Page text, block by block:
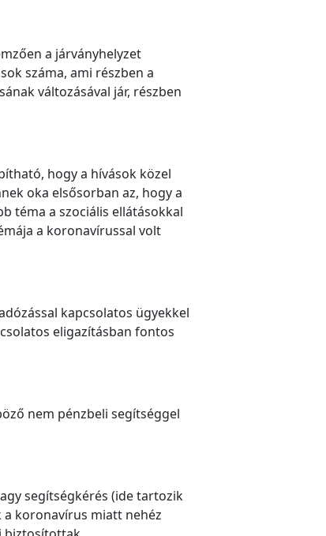
a járványhelyzet
száma, ami részben a
változásával jár, részben
hogy a hívások közel
oka elsősorban az, hogy a
téma a szociális ellátásokkal
a koronavírussal volt
kapcsolatos ügyekkel
eligazításban fontos
nem pénzbeli segítséggel
segítségkérés (ide tartozik
koronavírus miatt nehéz